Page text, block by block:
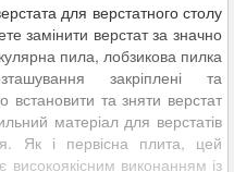
для верстатного столу
замінити верстат за значно
пила, лобзикова пилка
закріплені та
встановити та зняти верстат
матеріал для верстатів
Як і первісна плита, цей
виконанням із